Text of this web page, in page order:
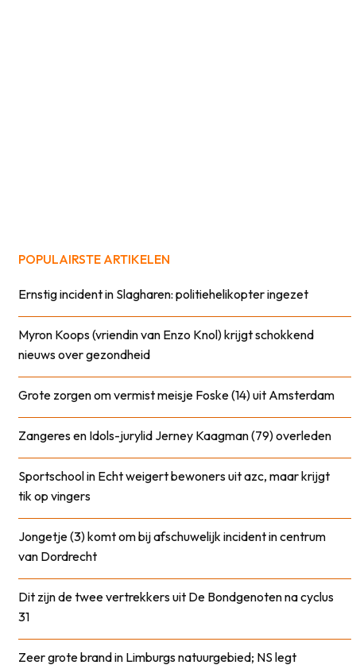
POPULAIRSTE ARTIKELEN
Ernstig incident in Slagharen: politiehelikopter ingezet
Myron Koops (vriendin van Enzo Knol) krijgt schokkend
nieuws over gezondheid
Grote zorgen om vermist meisje Foske (14) uit Amsterdam
Zangeres en Idols-jurylid Jerney Kaagman (79) overleden
Sportschool in Echt weigert bewoners uit azc, maar krijgt
tik op vingers
Jongetje (3) komt om bij afschuwelijk incident in centrum
van Dordrecht
Dit zijn de twee vertrekkers uit De Bondgenoten na cyclus
31
Zeer grote brand in Limburgs natuurgebied; NS legt